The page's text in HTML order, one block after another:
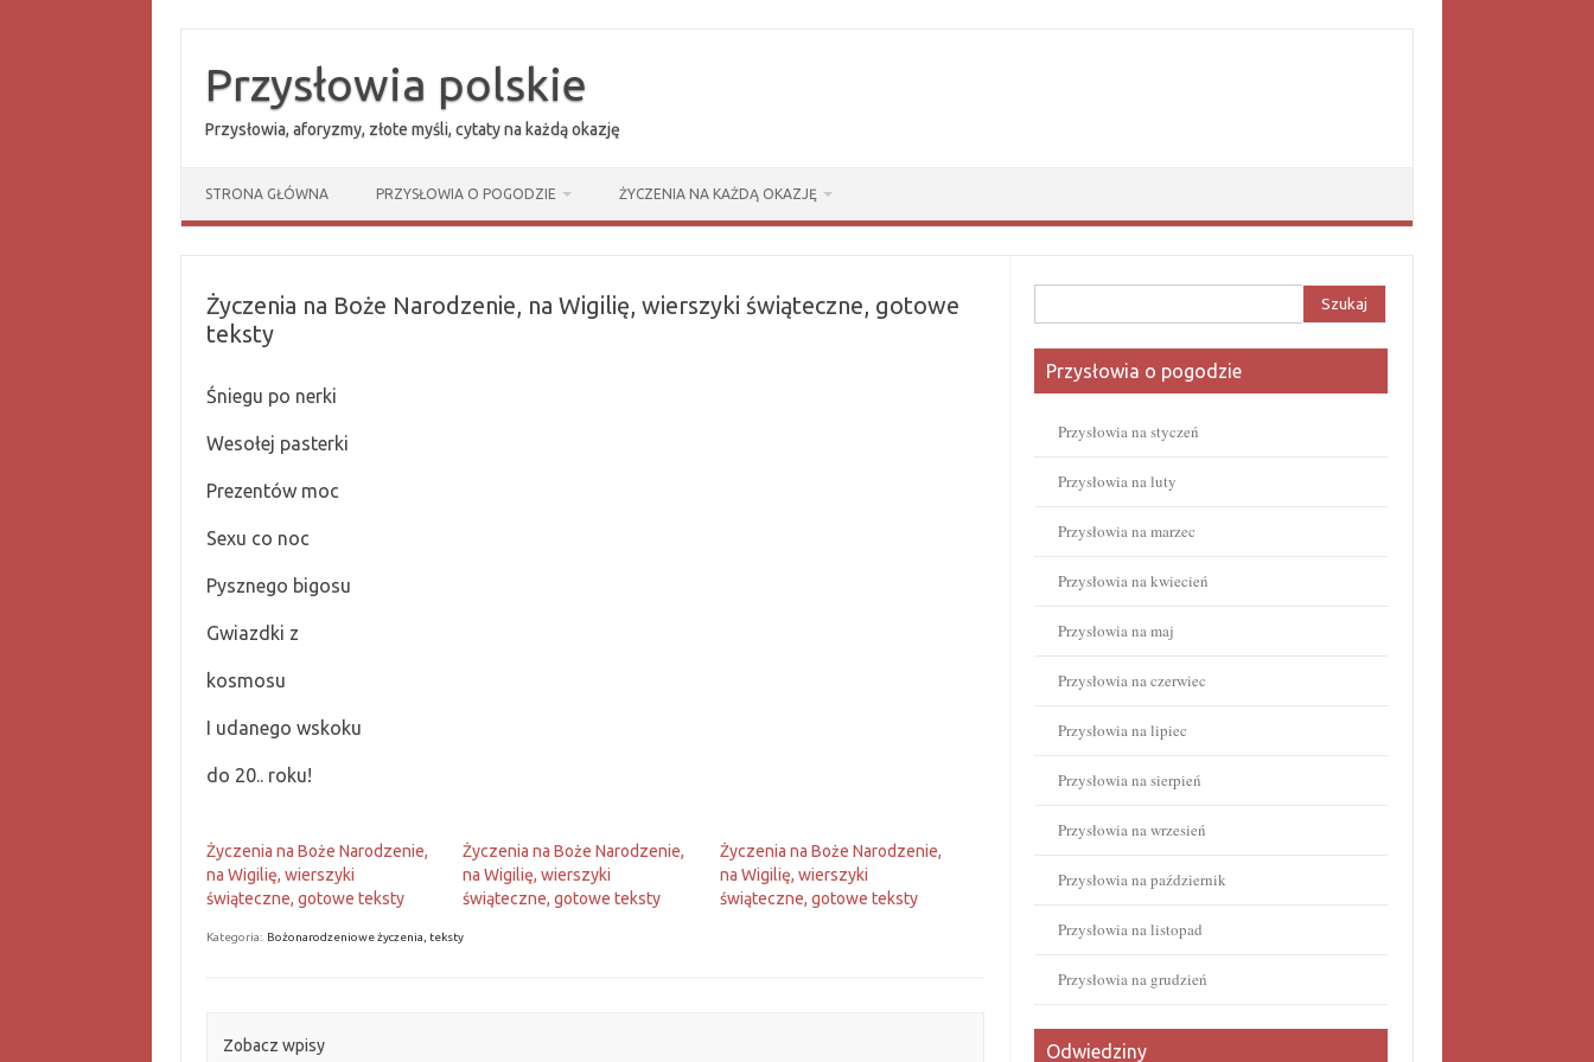
treściPrzysłowia polskie
Przysłowia, aforyzmy, złote myśli, cytaty na każdą okazję
STRONA GŁÓWNA PRZYSŁOWIA O POGODZIE ŻYCZENIA NA KAŻDĄ OKAZJĘ
Życzenia na Boże Narodzenie, na Wigilię, wierszyki świąteczne, gotowe
teksty
Śniegu po nerki
Wesołej pasterki
Prezentów moc
Sexu co noc
Pysznego bigosu
Gwiazdki z
kosmosu
I udanego wskoku
do 20.. roku!
Życzenia na Boże Narodzenie,
na Wigilię, wierszyki
świąteczne, gotowe teksty
Życzenia na Boże Narodzenie,
na Wigilię, wierszyki
świąteczne, gotowe teksty
Życzenia na Boże Narodzenie,
na Wigilię, wierszyki
świąteczne, gotowe teksty
Kategoria: Bożonarodzeniowe życzenia, teksty
Zobacz wpisy
Przysłowia o pogodzie
Przysłowia na styczeń
Przysłowia na luty
Przysłowia na marzec
Przysłowia na kwiecień
Przysłowia na maj
Przysłowia na czerwiec
Przysłowia na lipiec
Przysłowia na sierpień
Przysłowia na wrzesień
Przysłowia na październik
Przysłowia na listopad
Przysłowia na grudzień
Odwiedziny